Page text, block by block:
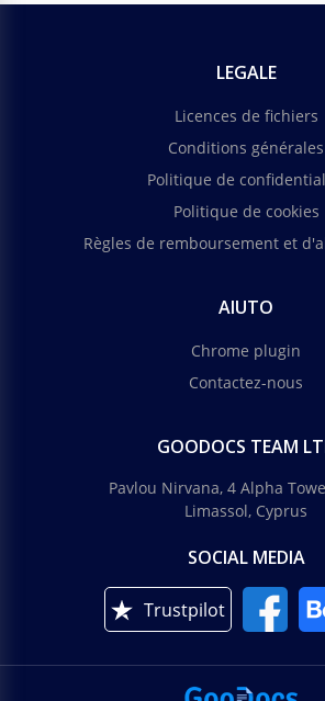
LEGALE
Licences de fichiers
Conditions générales
Politique de
Politique de cookies
Règles de remboursement et
AIUTO
Chrome plugin
Contactez-nous
GOODOCS TEAM
Pavlou Nirvana, 4 Alpha
Limassol, Cyprus
SOCIAL MEDIA
Trustpilot